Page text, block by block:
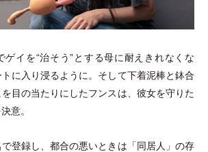
ゲイを“治そう”とする母に耐えきれなくな
に入り浸るように。そして下着泥棒と鉢合
目の当たりにしたフンスは、彼女を守りた
意。
登録し、都合の悪いときは 「同居人 」 の存